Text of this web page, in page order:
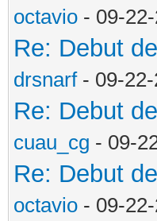
octavio - 09-
Re: Debut
drsnarf- 09-22-
Re: Debut
cuau_cg - 09-
Re: Debut
octavio - 09-